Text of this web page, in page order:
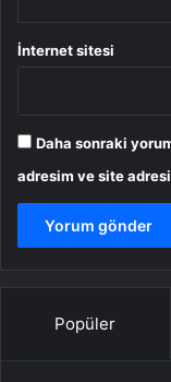
İnternet sitesi
Daha sonraki
adresim ve site
Popüler